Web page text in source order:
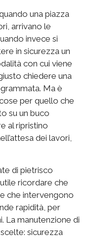
una piazza
arrivano le
invece si
in sicurezza un
con cui viene
chiedere una
Ma è
per quello che
su un buco
al ripristino
dei lavori,
di pietrisco
ricordare che
che intervengono
rapidità, per
La manutenzione di
sicurezza